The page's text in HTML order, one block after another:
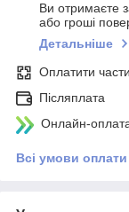
Ви отримаєте
або гроші
Детальніше
Оплатити
Післяплата
Онлайн-
Всі умови оплати